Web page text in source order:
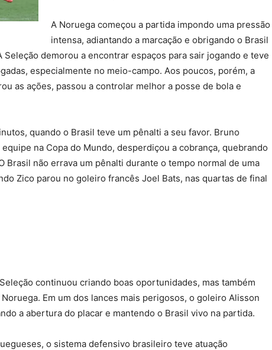
A Noruega começou a partida impondo uma pressão
intensa, adiantando a marcação e obrigando o Brasil
demorou a encontrar espaços para sair jogando e teve
especialmente no meio-campo. Aos poucos, porém, a
as ações, passou a controlar melhor a posse de bola e
quando o Brasil teve um pênalti a seu favor. Bruno
na Copa do Mundo, desperdiçou a cobrança, quebrando
Brasil não errava um pênalti durante o tempo normal de uma
Zico parou no goleiro francês Joel Bats, nas quartas de final
continuou criando boas oportunidades, mas também
Em um dos lances mais perigosos, o goleiro Alisson
a abertura do placar e mantendo o Brasil vivo na partida.
o sistema defensivo brasileiro teve atuação